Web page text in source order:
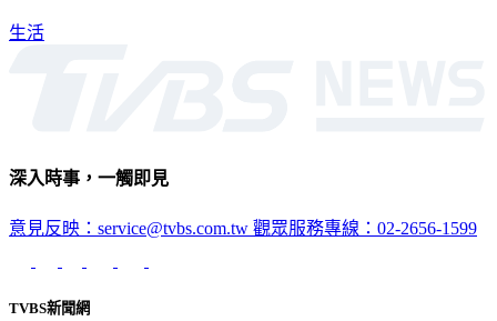
生活
深入時事，一觸即見
意見反映：service@tvbs.com.tw 觀眾服務專線：02-2656-1599
TVBS新聞網